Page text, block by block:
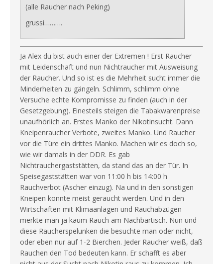
(alle Raucher nach Peking)
grussi……….
Ja Alex du bist auch einer der Extremen ! Erst Raucher
mit Leidenschaft und nun Nichtraucher mit Ausweisung
der Raucher. Und so ist es die Mehrheit sucht immer die
Minderheiten zu gängeln. Schlimm, schlimm ohne
Versuche echte Kompromisse zu finden (auch in der
Gesetzgebung). Einesteils steigen die Tabakwarenpreise
unaufhörlich an. Erstes Manko der Nikotinsucht. Dann
Kneipenraucher Verbote, zweites Manko. Und Raucher
vor die Türe ein drittes Manko. Machen wir es doch so,
wie wir damals in der DDR. Es gab
Nichtrauchergaststätten, da stand das an der Tür. In
Speisegaststätten war von 11:00 h bis 14:00 h
Rauchverbot (Ascher einzug). Na und in den sonstigen
Kneipen konnte meist geraucht werden. Und in den
Wirtschaften mit Klimaanlagen und Rauchabzügen
merkte man ja kaum Rauch am Nachbartisch. Nun und
diese Raucherspelunken die besuchte man oder nicht,
oder eben nur auf 1-2 Bierchen. Jeder Raucher weiß, daß
Rauchen den Tod bedeuten kann. Er schafft es aber